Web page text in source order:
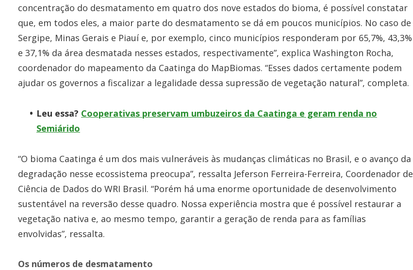
concentração do desmatamento em quatro dos nove estados do bioma, é possível constatar
que, em todos eles, a maior parte do desmatamento se dá em poucos municípios. No caso de
Sergipe, Minas Gerais e Piauí e, por exemplo, cinco municípios responderam por 65,7%, 43,3%
e 37,1% da área desmatada nesses estados, respectivamente”, explica Washington Rocha,
coordenador do mapeamento da Caatinga do MapBiomas. “Esses dados certamente podem
ajudar os governos a fiscalizar a legalidade dessa supressão de vegetação natural”, completa.
Leu essa? Cooperativas preservam umbuzeiros da Caatinga e geram renda no
Semiárido
“O bioma Caatinga é um dos mais vulneráveis às mudanças climáticas no Brasil, e o avanço da
degradação nesse ecossistema preocupa”, ressalta Jeferson Ferreira-Ferreira, Coordenador de
Ciência de Dados do WRI Brasil. “Porém há uma enorme oportunidade de desenvolvimento
sustentável na reversão desse quadro. Nossa experiência mostra que é possível restaurar a
vegetação nativa e, ao mesmo tempo, garantir a geração de renda para as famílias
envolvidas”, ressalta.
Os números de desmatamento